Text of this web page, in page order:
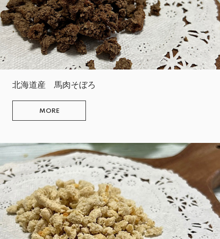
北海道産 馬肉そぼろ
MORE